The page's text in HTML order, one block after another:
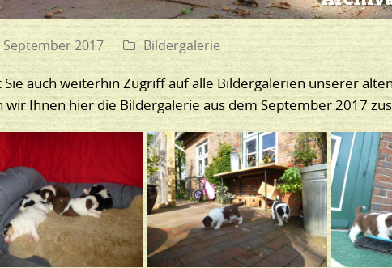
September 2017 Bildergalerie
Sie auch weiterhin Zugriff auf alle Bildergalerien unserer
wir Ihnen hier die Bildergalerie aus dem September 2017